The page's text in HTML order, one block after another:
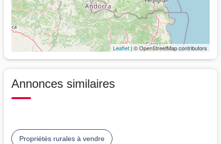
Leaflet| © OpenStreetMap contributors
Annonces similaires
Propriétés rurales à vendre